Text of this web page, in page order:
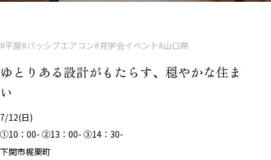
#平屋#パッシブエアコン#見学会イベント#山口県
ゆとりある設計がもたらす、穏やかな住ま
い
7/12(日)
①10：00- ②13：00- ③14：30-
下関市梶栗町